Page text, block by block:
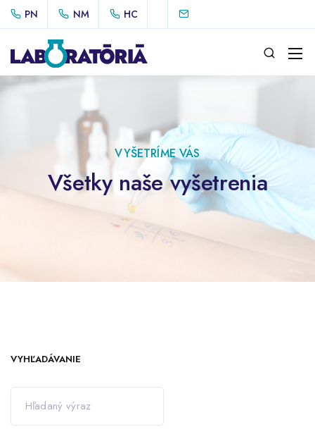
PN NM HC
VYŠETRÍME VÁS
Všetky naše vyšetrenia
VYHĽADÁVANIE